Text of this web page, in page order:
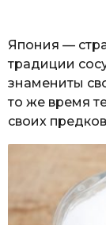
Япония —
традиции
знамениты
то же время
своих